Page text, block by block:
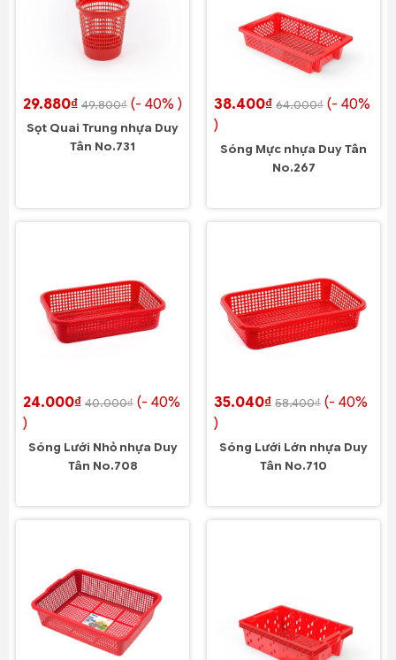
29.880₫ 49.800₫ (- 40% )
Sọt Quai Trung nhựa Duy
Tân No.731
38.400₫ 64.000₫ (- 40%
)
Sóng Mực nhựa Duy Tân
No.267
24.000₫ 40.000₫ (- 40%
)
Sóng Lưới Nhỏ nhựa Duy
Tân No.708
35.040₫ 58.400₫ (- 40%
)
Sóng Lưới Lớn nhựa Duy
Tân No.710